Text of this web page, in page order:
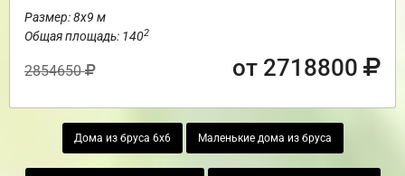
Размер: 8х9 м
Общая площадь: 1402
2854650 от 2718800
Дома из бруса 6х6 Маленькие дома из бруса